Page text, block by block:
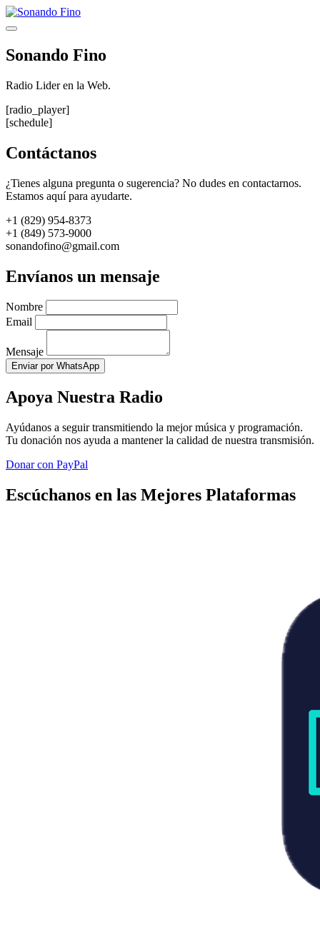
Saltar
al
Menú
Sonando Fino
Radio Lider en la Web.
[radio_player]
[schedule]
Contáctanos
¿Tienes alguna pregunta o sugerencia? No dudes en contactarnos.
Estamos aquí para ayudarte.
+1 (829) 954-8373
+1 (849) 573-9000
sonandofino@gmail.com
Envíanos un mensaje
Nombre
Email
Mensaje
Enviar por WhatsApp
Apoya Nuestra Radio
Ayúdanos a seguir transmitiendo la mejor música y programación.
Tu donación nos ayuda a mantener la calidad de nuestra transmisión.
Donar con PayPal
Escúchanos en las Mejores Plataformas